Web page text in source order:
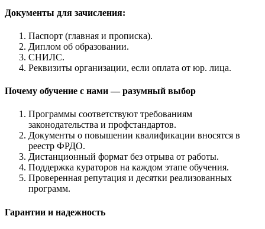
Документы для зачисления:
Паспорт (главная и прописка).
Диплом об образовании.
СНИЛС.
Реквизиты организации, если оплата от юр. лица.
Почему обучение с нами — разумный выбор
Программы соответствуют требованиям
законодательства и профстандартов.
Документы о повышении квалификации вносятся в
реестр ФРДО.
Дистанционный формат без отрыва от работы.
Поддержка кураторов на каждом этапе обучения.
Проверенная репутация и десятки реализованных
программ.
Гарантии и надежность